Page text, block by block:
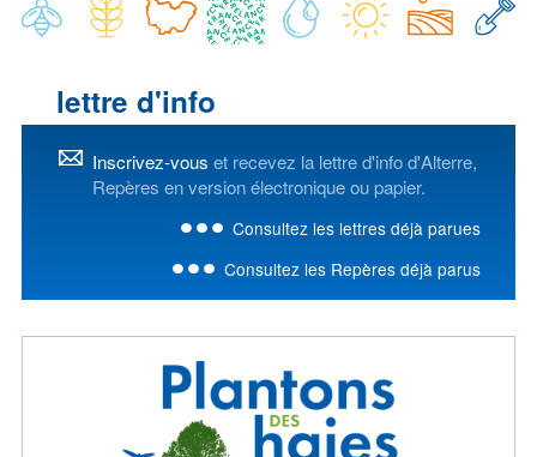
lettre d'info
Inscrivez-vous et recevez la lettre d'info d'Alterre,
Repères en version électronique ou papier.
Consultez les lettres déjà parues
Consultez les Repères déjà parus